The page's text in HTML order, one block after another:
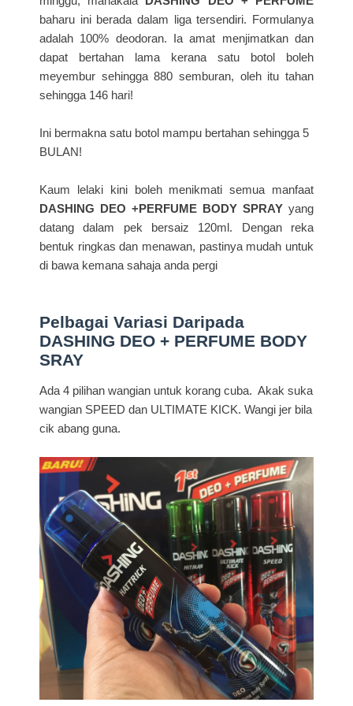
baharu ini berada dalam liga tersendiri. Formulanya
adalah 100% deodoran. Ia amat menjimatkan dan
dapat bertahan lama kerana satu botol boleh
meyembur sehingga 880 semburan, oleh itu tahan
sehingga 146 hari!
Ini bermakna satu botol mampu bertahan sehingga 5
BULAN!
Kaum lelaki kini boleh menikmati semua manfaat
DASHING DEO +PERFUME BODY SPRAY yang
datang dalam pek bersaiz 120ml. Dengan reka
bentuk ringkas dan menawan, pastinya mudah untuk
di bawa kemana sahaja anda pergi
Pelbagai Variasi Daripada
DASHING DEO + PERFUME BODY
SRAY
Ada 4 pilihan wangian untuk korang cuba. Akak suka
wangian SPEED dan ULTIMATE KICK. Wangi jer bila
cik abang guna.